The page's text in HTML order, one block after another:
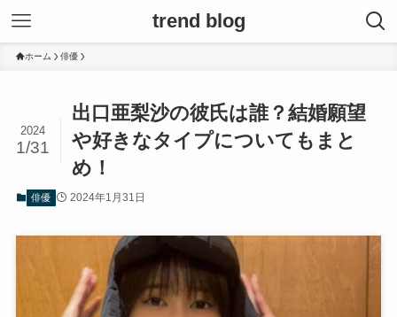
trend blog
ホーム 俳優
出口亜梨沙の彼氏は誰？結婚願望
や好きなタイプについてもまと
め！
2024
1/31
俳優 2024年1月31日